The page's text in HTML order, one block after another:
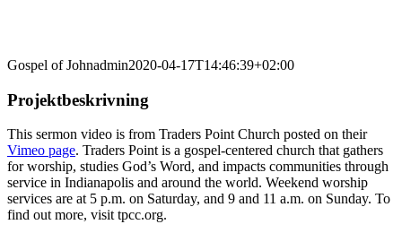
Gospel of Johnadmin2020-04-17T14:46:39+02:00
Projektbeskrivning
This sermon video is from Traders Point Church posted on their
Vimeo page. Traders Point is a gospel-centered church that gathers
for worship, studies God’s Word, and impacts communities through
service in Indianapolis and around the world. Weekend worship
services are at 5 p.m. on Saturday, and 9 and 11 a.m. on Sunday. To
find out more, visit tpcc.org.